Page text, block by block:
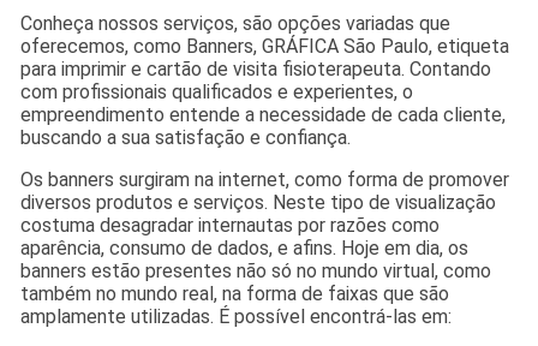
Conheça nossos serviços, são opções variadas que
oferecemos, como Banners, GRÁFICA São Paulo, etiqueta
para imprimir e cartão de visita fisioterapeuta. Contando
com profissionais qualificados e experientes, o
empreendimento entende a necessidade de cada cliente,
buscando a sua satisfação e confiança.
Os banners surgiram na internet, como forma de promover
diversos produtos e serviços. Neste tipo de visualização
costuma desagradar internautas por razões como
aparência, consumo de dados, e afins. Hoje em dia, os
banners estão presentes não só no mundo virtual, como
também no mundo real, na forma de faixas que são
amplamente utilizadas. É possível encontrá-las em: